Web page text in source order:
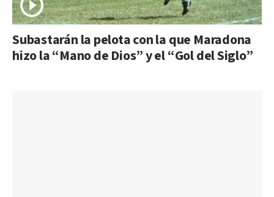
Subastarán la pelota con la que Maradona
hizo la “Mano de Dios” y el “Gol del Siglo”